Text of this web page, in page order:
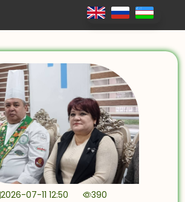
2026-07-11 12:50 390